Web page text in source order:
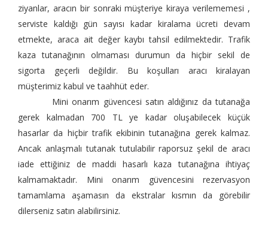
ziyanlar, aracın bir sonraki müşteriye kiraya verilememesi ,
serviste kaldığı gün sayısı kadar kiralama ücreti devam
etmekte, araca ait değer kaybı tahsil edilmektedir. Trafik
kaza tutanağının olmaması durumun da hiçbir sekil de
sigorta geçerli değildir. Bu koşulları aracı kiralayan
müşterimiz kabul ve taahhüt eder.
Mini onarım güvencesi satın aldığınız da tutanağa
gerek kalmadan 700 TL ye kadar oluşabilecek küçük
hasarlar da hiçbir trafik ekibinin tutanağına gerek kalmaz.
Ancak anlaşmalı tutanak tutulabilir raporsuz şekil de aracı
iade ettiğiniz de maddi hasarlı kaza tutanağına ihtiyaç
kalmamaktadır. Mini onarım güvencesini rezervasyon
tamamlama aşamasın da ekstralar kısmın da görebilir
dilerseniz satın alabilirsiniz.